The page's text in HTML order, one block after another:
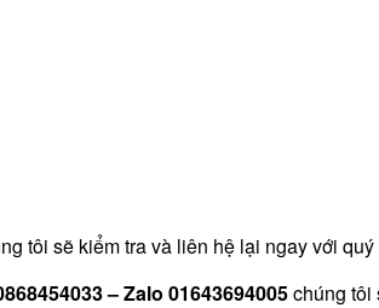
tôi sẽ kiểm tra và liên hệ lại ngay với
– Zalo 01643694005chúng tôi